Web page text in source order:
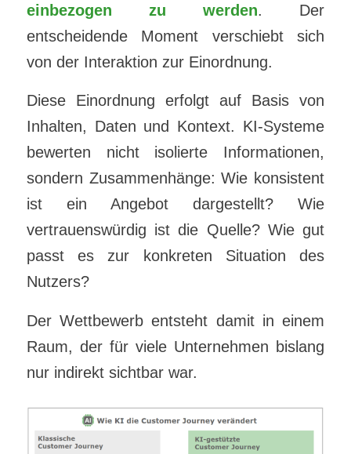
einbezogen zu werden. Der
entscheidende Moment verschiebt sich
von der Interaktion zur Einordnung.
Diese Einordnung erfolgt auf Basis von
Inhalten, Daten und Kontext. KI-Systeme
bewerten nicht isolierte Informationen,
sondern Zusammenhänge: Wie konsistent
ist ein Angebot dargestellt? Wie
vertrauenswürdig ist die Quelle? Wie gut
passt es zur konkreten Situation des
Nutzers?
Der Wettbewerb entsteht damit in einem
Raum, der für viele Unternehmen bislang
nur indirekt sichtbar war.